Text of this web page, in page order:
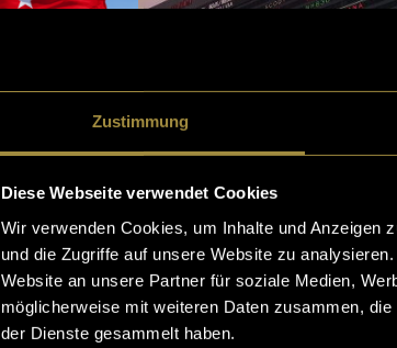
Zustimmung
Diese Webseite verwendet Cookies
Wir verwenden Cookies, um Inhalte und Anzeigen
und die Zugriffe auf unsere Website zu
Website an unsere Partner für soziale Medien,
möglicherweise mit weiteren Daten zusammen,
der Dienste gesammelt haben.